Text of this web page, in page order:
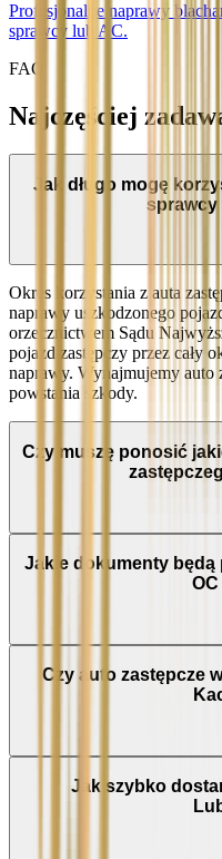
Profesjonalne naprawy
sprawcy lub AC.
FAQ
Najczęściej
Jak długo mogę
sprawcy
Okres korzystania z auta
naprawy uszkodzonego
orzecznictwem Sądu
pojazd zastępczy przez cały
naprawy. Wynajmujemy auto
powstania szkody.
Czy muszę ponosić
Jakie dokumenty będą
Czy auto zastępcze
Jak szybko